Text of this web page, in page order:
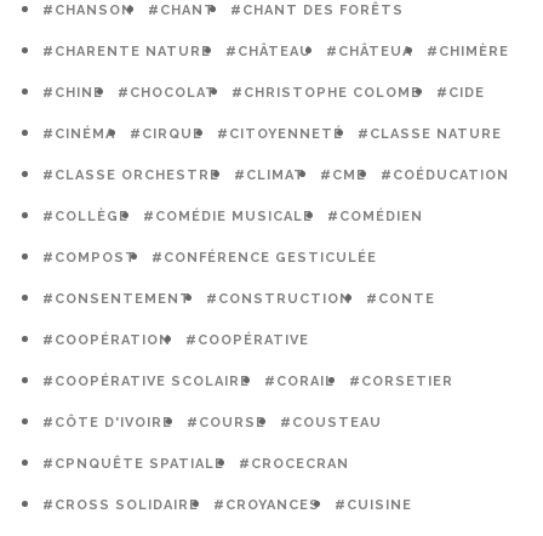
#CHANSON #CHANT #CHANT DES FORÊTS
#CHARENTE NATURE #CHÂTEAU #CHÂTEUA #CHIMÈRE
#CHINE #CHOCOLAT #CHRISTOPHE COLOMB #CIDE
#CINÉMA #CIRQUE #CITOYENNETÉ #CLASSE NATURE
#CLASSE ORCHESTRE #CLIMAT #CME #COÉDUCATION
#COLLÈGE #COMÉDIE MUSICALE #COMÉDIEN
#COMPOST #CONFÉRENCE GESTICULÉE
#CONSENTEMENT #CONSTRUCTION #CONTE
#COOPÉRATION #COOPÉRATIVE
#COOPÉRATIVE SCOLAIRE #CORAIL #CORSETIER
#CÔTE D'IVOIRE #COURSE #COUSTEAU
#CPNQUÊTE SPATIALE #CROCECRAN
#CROSS SOLIDAIRE #CROYANCES #CUISINE